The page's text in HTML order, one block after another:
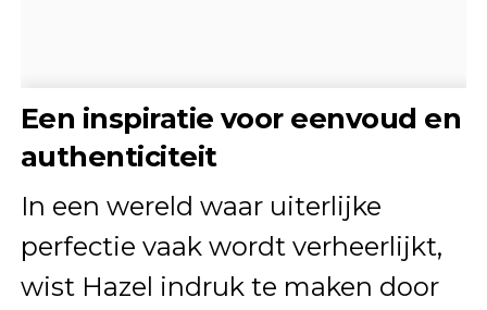
Een inspiratie voor eenvoud en
authenticiteit
In een wereld waar uiterlijke
perfectie vaak wordt verheerlijkt,
wist Hazel indruk te maken door